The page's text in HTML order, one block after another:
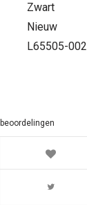
Zwart
Nieuw
L65505-002
beoordelingen